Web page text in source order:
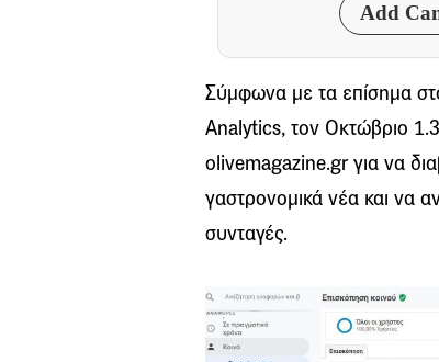
Add
Σύμφωνα με τα επίσημα
Analytics, τον Οκτώβριο
olivemagazine.gr για να
γαστρονομικά νέα και να
συνταγές.